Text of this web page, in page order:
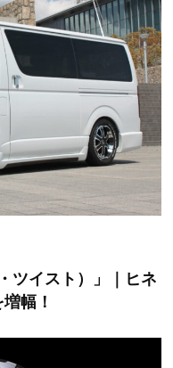
ツイスト）」｜ヒネ
幅！